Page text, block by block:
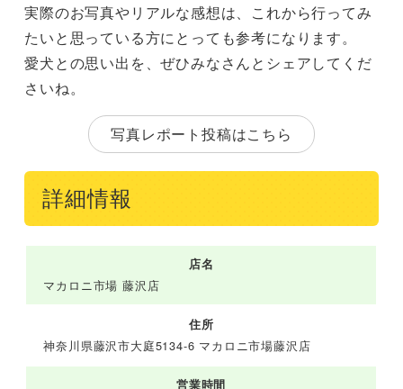
実際のお写真やリアルな感想は、これから行ってみ
たいと思っている方にとっても参考になります。
愛犬との思い出を、ぜひみなさんとシェアしてくだ
さいね。
写真レポート投稿はこちら
詳細情報
店名
マカロニ市場 藤沢店
住所
神奈川県藤沢市大庭5134-6 マカロニ市場藤沢店
営業時間